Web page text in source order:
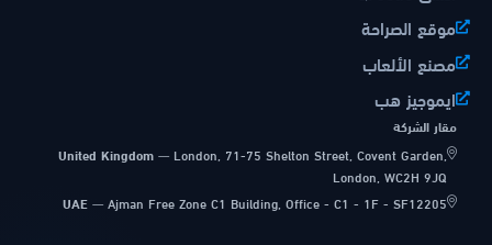
موقع الصراحة
مصنع الألعاب
ايموجيز هب
مقار الشركة
United Kingdom — London, 71-75 Shelton Street, Covent Garden,
London, WC2H 9JQ
UAE — Ajman Free Zone C1 Building, Office - C1 - 1F - SF12205